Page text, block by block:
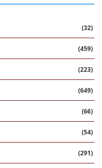
(32)
(459)
(223)
(649)
(66)
(54)
(291)